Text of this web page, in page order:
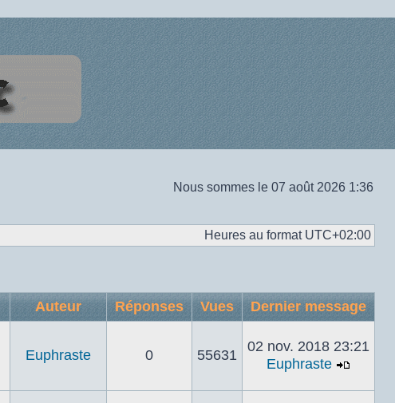
Nous sommes le 07 août 2026 1:36
Heures au format UTC+02:00
Auteur Réponses Vues Dernier message
Euphraste 0 55631
02 nov. 2018 23:21
Euphraste
le